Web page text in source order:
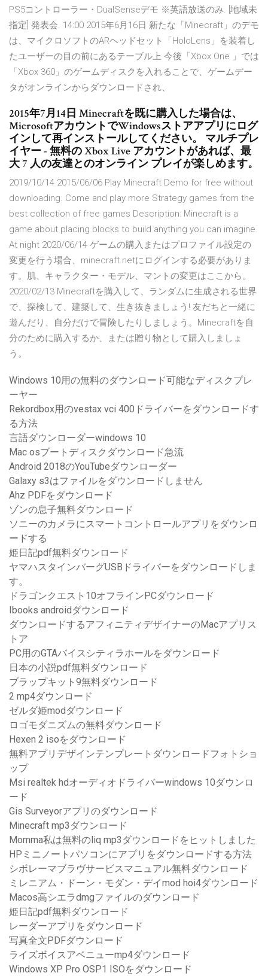
PS5コントローラー・DualSenseデモ ※英語放送のみ. [地域未
指定] 発表会. 14:00 2015年6月16日 新たな「Minecraft」のデモ
は、マイクロソフトのARヘッドセット「HoloLens」を装着し
たユーザーの目の前にあるテーブル上 今後「Xbox One 」では
「Xbox 360」のゲームディスクを入れることで、ゲームデー
タがオンラインからダウンロードされ、
2015年7月14日 Minecraftを既に購入した場合は、
MicrosoftアカウントでWindowsストアアプリにログ
インして再インストールしてください。 マルチプレ
イヤー - 無料の Xbox Live アカウントがあれば、最
大 7 人の友達とのオンライン プレイが楽しめます。
2019/10/14 2015/06/06 Play Minecraft Demo for free without
downloading. Come and play more Strategy games from the
best collection of free games Description: Minecraft is a
game about placing blocks to build anything you can imagine.
At night 2020/06/14 ゲームの購入またはプロファイル設定の
変更を行う場合、minecraft.netにログインする必要がありま
す。肌、キャラクター・モデル、マントの変更はここから。
2020/02/13 Minecraftを購入して、ランダムに生成される世界
で、探検して、建築して、生き抜きましょう! 友だちと一緒に
遊んだり、自分だけで冒険したりしましょう。Minecraftを自
分のために購入するか、または贈り物として購入しましょ
う。
Windows 10用の無料のダウンロード可能なディスクプレ
ーヤー
Rekordbox用のvestax vci 400ドライバーをダウンロードす
る方法
言語ダウンローダーwindows 10
Mac osブートディスクダウンロード急流
Android 2018のYouTubeダウンローダー
Galaxy s3はファイルをダウンロードしません
Ahz PDFをダウンロード
ゾンの息子無料ダウンロード
ソニーのカメラにスマートコントロールアプリをダウンロ
ードする
姫日記pdf無料ダウンロード
ヤマハスタインバーグUSBドライバーをダウンロードしま
す。
ドラゴンクエスト10オフラインPCダウンロード
Ibooks androidダウンロード
ダウンロードするアフィニティデザイナーのMacアプリス
トア
PC用のGTAバイスシティラホールをダウンロード
日本の小説pdf無料ダウンロード
ブラップキット9無料ダウンロード
2 mp4ダウンロード
ゼルダ姫modダウンロード
ロゴモダニズムの無料ダウンロード
Hexen 2 isoをダウンロード
無料アプリデザインテンプレートダウンロードフォトショ
ップ
Msi realtek hdオーディオドライバーwindows 10ダウンロ
ード
Gis Surveyorアプリのダウンロード
Minecraft mp3ダウンロード
Momma私は無料のliq mp3ダウンロードをヒットしました
HPミニノートパソコンにアプリをダウンロードする方法
シボレーマブラヴサービスマニュアル無料ダウンロード
ミレニアム・ドーン・モダン・デイmod hoi4ダウンロード
Macos高シエラdmgファイルのダウンロード
姫日記pdf無料ダウンロード
レーダーアプリをダウンロード
写真全文PDFダウンロード
ライズボイスアベニューmp4ダウンロード
Windows XP Pro OSP1 ISOをダウンロード